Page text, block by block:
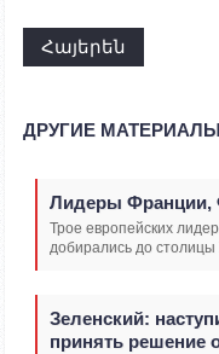
Հայերեն
ДРУГИЕ
Лидеры Франции,
Трое европейских
добирались до
Зеленский:
принять решение